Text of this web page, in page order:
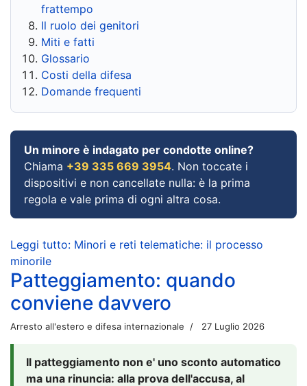
frattempo
Il ruolo dei genitori
Miti e fatti
Glossario
Costi della difesa
Domande frequenti
Un minore è indagato per condotte online?
Chiama +39 335 669 3954. Non toccate i
dispositivi e non cancellate nulla: è la prima
regola e vale prima di ogni altra cosa.
Leggi tutto: Minori e reti telematiche: il processo
minorile
Patteggiamento: quando
conviene davvero
Arresto all'estero e difesa internazionale 27 Luglio 2026
Il patteggiamento non e' uno sconto automatico
ma una rinuncia: alla prova dell'accusa, al